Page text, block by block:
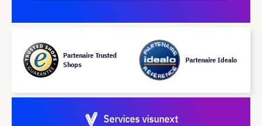
Partenaire Trusted
Shops
Partenaire Idealo
Services visunext